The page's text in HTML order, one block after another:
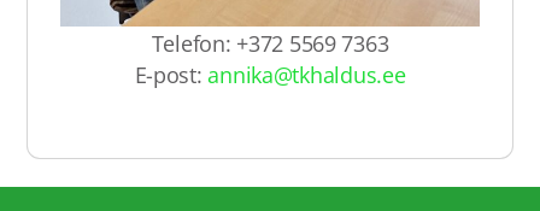
Telefon: +372 5569 7363
E-post:annika@tkhaldus.ee